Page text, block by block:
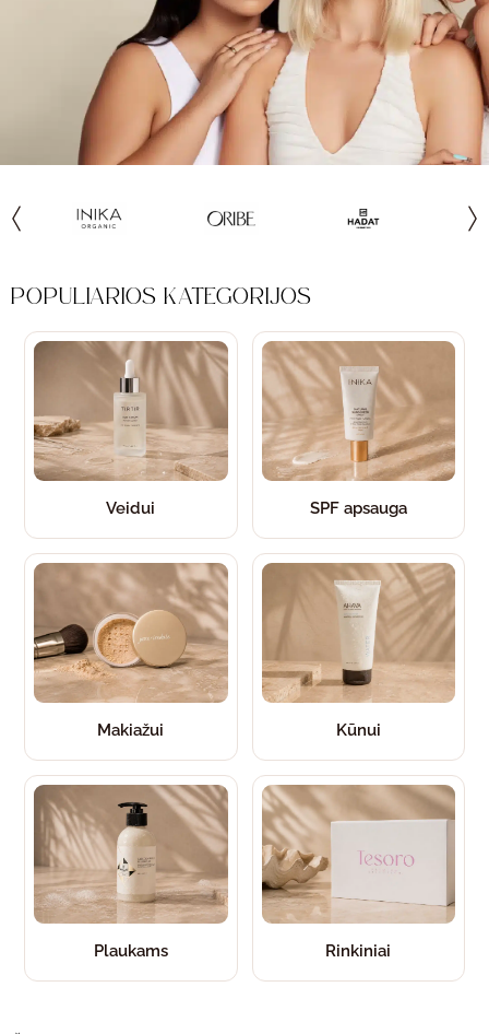
POPULIARIOS KATEGORIJOS
Veidui SPF apsauga
Makiažui Kūnui
Plaukams Rinkiniai